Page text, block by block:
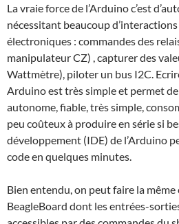
La vraie force de l’Arduino c’est
nécessitant beaucoup
électroniques : commandes des
manipulateur CZ) , capturer des
Wattmètre), piloter un bus I2C.
Arduino est très simple et permet
autonome, fiable, très simple,
peu coûteux à produire en série si
développement (IDE) de l’Arduino
code en quelques minutes.
Bien entendu, on peut faire la même
BeagleBoard dont les entrées-